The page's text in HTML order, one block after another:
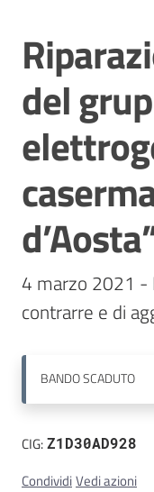
Stazioni
appaltanti
Contatti
Salta al contenuto
del
4 marzo 2021 -
BANDOSCADUTO
CIG:Z1D30AD928
CondividiVedi azioni